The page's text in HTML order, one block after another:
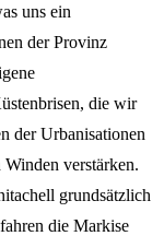
uns ein
der Provinz
die wir
der Urbanisationen
verstärken.
grundsätzlich
die Markise